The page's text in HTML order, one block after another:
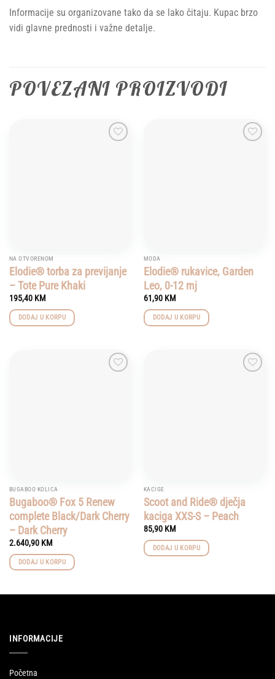
Informacije su organizovane tako da se lako čitaju. Kupac brzo
vidi glavne prednosti i važne detalje.
POVEZANI PROIZVODI
NA OTVORENOM
Elodie® torba za previjanje
– Tote Pure Khaki
195,40 KM
DODAJ U KORPU
MODA
Elodie® rukavice, Garden
Leo, 0-12 mj
61,90 KM
DODAJ U KORPU
BUGABOO KOLICA
Bugaboo® Fox 5 Renew
complete Black/Dark Cherry
– Dark Cherry
2.640,90 KM
DODAJ U KORPU
KACIGE
Scoot and Ride® dječja
kaciga XXS-S – Peach
85,90 KM
DODAJ U KORPU
INFORMACIJE
Početna